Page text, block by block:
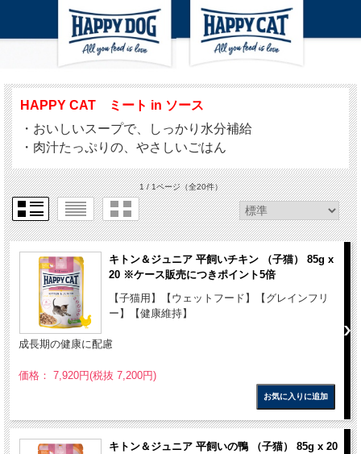
HAPPY CAT ミート in ソース
・おいしいスープで、しっかり水分補給
・肉汁たっぷりの、やさしいごはん
1 / 1ページ（全20件）
キトン＆ジュニア 平飼いチキン （子猫） 85g x
20 ※ケース販売につきポイント5倍
【子猫用】【ウェットフード】【グレインフリ
ー】【健康維持】
成長期の健康に配慮
価格： 7,920円(税抜 7,200円)
キトン＆ジュニア 平飼いの鴨 （子猫） 85g x 20